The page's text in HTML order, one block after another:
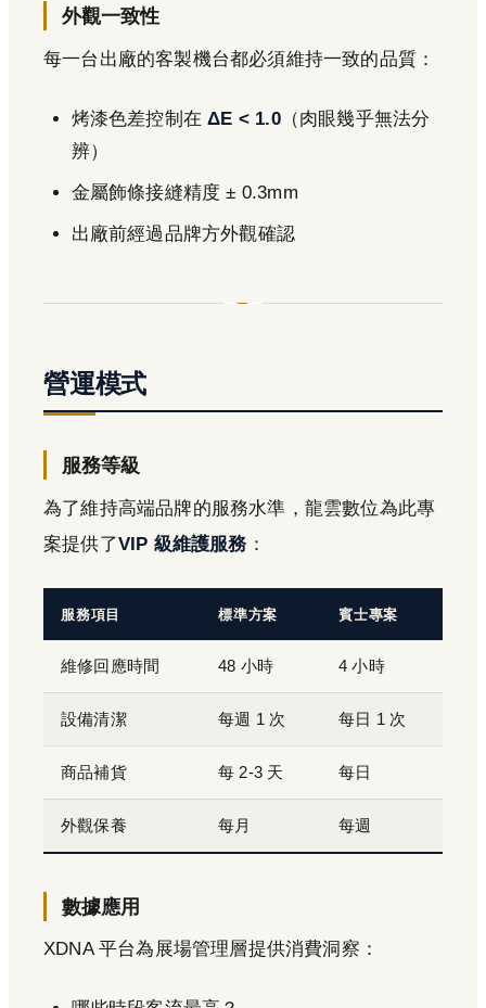
外觀一致性
每一台出廠的客製機台都必須維持一致的品質：
烤漆色差控制在ΔE < 1.0（肉眼幾乎無法分
辨）
金屬飾條接縫精度 ± 0.3mm
出廠前經過品牌方外觀確認
營運模式
服務等級
為了維持高端品牌的服務水準，龍雲數位為此專
案提供了VIP 級維護服務 ：
服務項目 標準方案 賓士專案
維修回應時間 48 小時 4 小時
設備清潔 每週 1 次 每日 1 次
商品補貨 每 2-3 天 每日
外觀保養 每月 每週
數據應用
XDNA 平台為展場管理層提供消費洞察：